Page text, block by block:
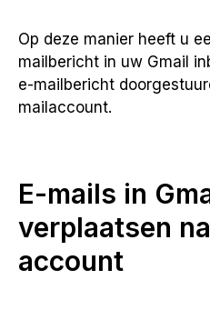
Op deze manier heeft u
mailbericht in uw Gmail
e-mailbericht
mailaccount.
E-mails in
verplaatsen
account